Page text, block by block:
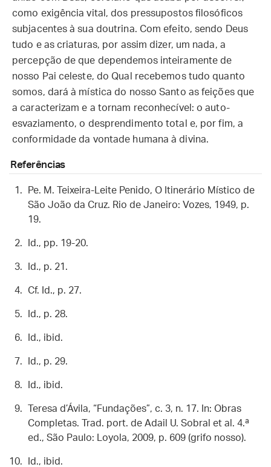
como exigência vital, dos pressupostos filosóficos
subjacentes à sua doutrina. Com efeito, sendo Deus
tudo e as criaturas, por assim dizer, um nada, a
percepção de que dependemos inteiramente de
nosso Pai celeste, do Qual recebemos tudo quanto
somos, dará à mística do nosso Santo as feições que
a caracterizam e a tornam reconhecível: o auto-
esvaziamento, o desprendimento total e, por fim, a
conformidade da vontade humana à divina.
Referências
Pe. M. Teixeira-Leite Penido, O Itinerário Místico de
São João da Cruz. Rio de Janeiro: Vozes, 1949, p.
19.
Id., pp. 19-20.
Id., p. 21.
Cf. Id., p. 27.
Id., p. 28.
Id., ibid.
Id., p. 29.
Id., ibid.
Teresa d’Ávila, “Fundações”, c. 3, n. 17. In: Obras
Completas. Trad. port. de Adail U. Sobral et al. 4.ª
ed., São Paulo: Loyola, 2009, p. 609 (grifo nosso).
Id., ibid.